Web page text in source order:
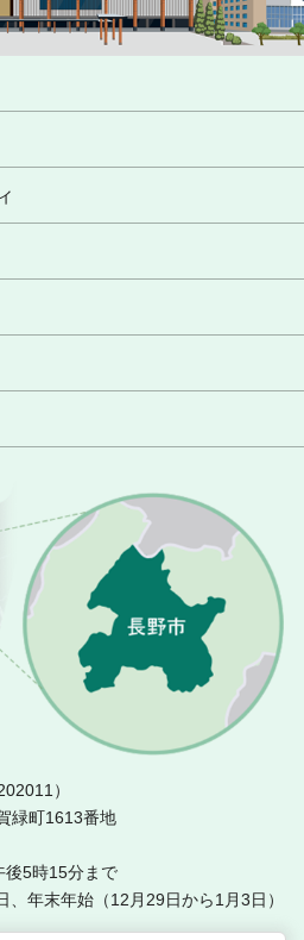
）
緑町1613番地
後5時15分まで
年末年始（12月29日から1月3日）